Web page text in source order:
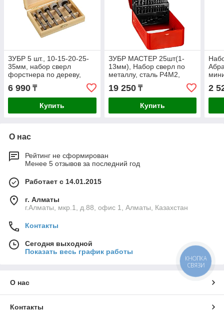
ЗУБР 5 шт., 10-15-20-25-
35мм, набор сверл
форстнера по дереву,
6 990 ₸
Купить
ЗУБР МАСТЕР 25шт(1-
13мм), Набор сверл по
металлу, сталь Р4М2,
класс В, мет.бокс (29605-
H25)
19 250₸
Купить
2
О нас
Рейтинг не сформирован
Менее 5 отзывов за последний год
Работает с 14.01.2015
г. Алматы
г.Алматы, мкр.1, д.88, офис 1, Алматы, Казахстан
Контакты
Сегодня выходной
Показать весь график работы
О нас
Контакты
КНОПКА
СВЯЗИ